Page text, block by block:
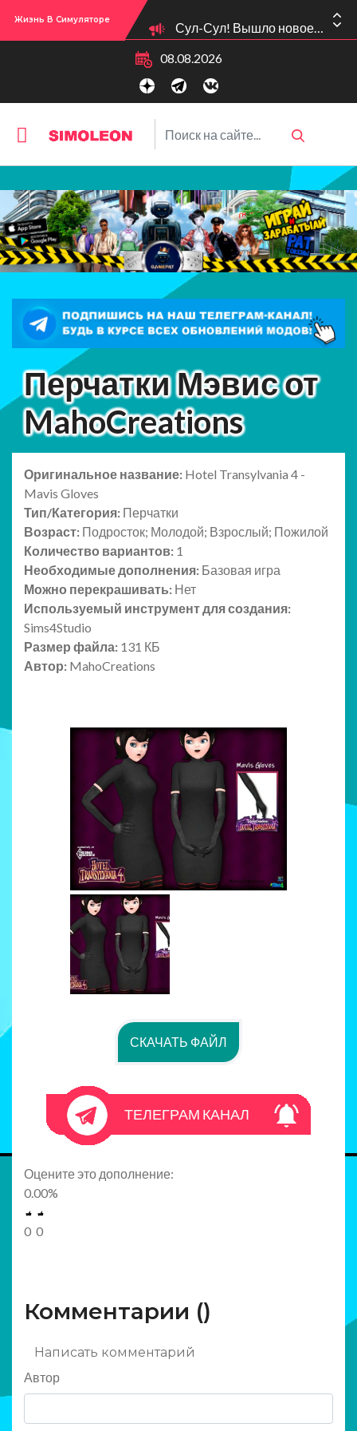
Жизнь В Симуляторе Сул-Сул! Вышло новое обновлении версии игры: 1.119.96.1030 (ПК)! 1.119.96.1230 (Mac)! 2.22 (ИП)!
08.08.2026
Перчатки Мэвис от
MahoCreations
Оригинальное название: Hotel Transylvania 4 -
Mavis Gloves
Тип/Категория: Перчатки
Возраст: Подросток; Молодой; Взрослый; Пожилой
Количество вариантов: 1
Необходимые дополнения: Базовая игра
Можно перекрашивать: Нет
Используемый инструмент для создания:
Sims4Studio
Размер файла: 131 КБ
Автор: MahoCreations
СКАЧАТЬ ФАЙЛ
ТЕЛЕГРАМ КАНАЛ
Оцените это дополнение:
0.00%
0 0
Комментарии ()
Написать комментарий
Автор